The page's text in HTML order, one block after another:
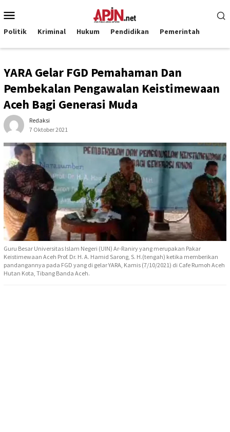
ke
kontenMobile
Politik Kriminal Hukum Pendidikan Pemerintah
YARA Gelar FGD Pemahaman Dan
Pembekalan Pengawalan Keistimewaan
Aceh Bagi Generasi Muda
Redaksi
7 Oktober 2021
Guru Besar Universitas Islam Negeri (UIN) Ar-Raniry yang merupakan Pakar
Keistimewaan Aceh Prof. Dr. H. A. Hamid Sarong, S. H.(tengah) ketika memberikan
pandangannya pada FGD yang di gelar YARA, Kamis (7/10/2021) di Cafe Rumoh Aceh
Hutan Kota, Tibang Banda Aceh.